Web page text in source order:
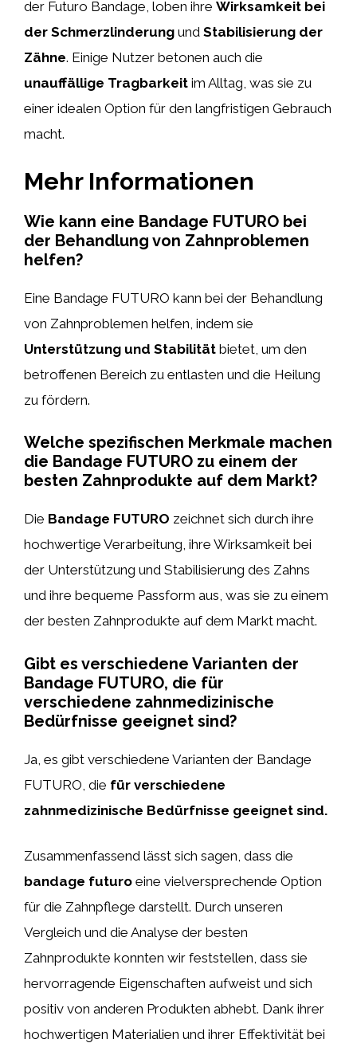
der Futuro Bandage, loben ihre Wirksamkeit bei
der Schmerzlinderung und Stabilisierung der
Zähne. Einige Nutzer betonen auch die
unauffällige Tragbarkeit im Alltag, was sie zu
einer idealen Option für den langfristigen Gebrauch
macht.
Mehr Informationen
Wie kann eine Bandage FUTURO bei
der Behandlung von Zahnproblemen
helfen?
Eine Bandage FUTURO kann bei der Behandlung
von Zahnproblemen helfen, indem sie
Unterstützung und Stabilität bietet, um den
betroffenen Bereich zu entlasten und die Heilung
zu fördern.
Welche spezifischen Merkmale machen
die Bandage FUTURO zu einem der
besten Zahnprodukte auf dem Markt?
Die Bandage FUTURO zeichnet sich durch ihre
hochwertige Verarbeitung, ihre Wirksamkeit bei
der Unterstützung und Stabilisierung des Zahns
und ihre bequeme Passform aus, was sie zu einem
der besten Zahnprodukte auf dem Markt macht.
Gibt es verschiedene Varianten der
Bandage FUTURO, die für
verschiedene zahnmedizinische
Bedürfnisse geeignet sind?
Ja, es gibt verschiedene Varianten der Bandage
FUTURO, die für verschiedene
zahnmedizinische Bedürfnisse geeignet sind.
Zusammenfassend lässt sich sagen, dass die
bandage futuro eine vielversprechende Option
für die Zahnpflege darstellt. Durch unseren
Vergleich und die Analyse der besten
Zahnprodukte konnten wir feststellen, dass sie
hervorragende Eigenschaften aufweist und sich
positiv von anderen Produkten abhebt. Dank ihrer
hochwertigen Materialien und ihrer Effektivität bei